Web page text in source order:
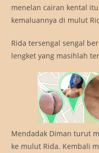
menelan cairan kental
kemaluannya di mulut
Rida tersengal sengal
lengket yang masihlah
Mendadak Diman turut
ke mulut Rida. Kembali